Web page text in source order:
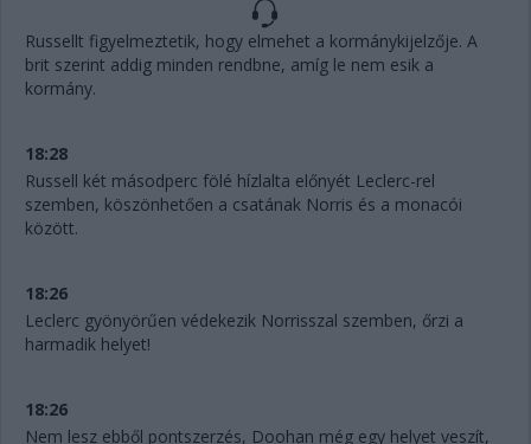
Russellt figyelmeztetik, hogy elmehet a kormánykijelzője. A
brit szerint addig minden rendbne, amíg le nem esik a
kormány.
18:28
Russell két másodperc fölé hízlalta előnyét Leclerc-rel
szemben, köszönhetően a csatának Norris és a monacói
között.
18:26
Leclerc gyönyörűen védekezik Norrisszal szemben, őrzi a
harmadik helyet!
18:26
Nem lesz ebből pontszerzés, Doohan még egy helyet veszít,